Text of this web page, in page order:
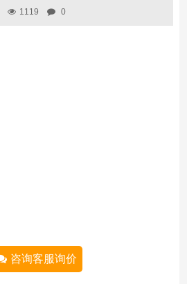
1119 0
咨询客服询价